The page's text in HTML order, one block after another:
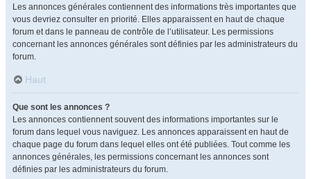
Les annonces générales contiennent des informations très importantes que
vous devriez consulter en priorité. Elles apparaissent en haut de chaque
forum et dans le panneau de contrôle de l’utilisateur. Les permissions
concernant les annonces générales sont définies par les administrateurs du
forum.
Haut
Que sont les annonces ?
Les annonces contiennent souvent des informations importantes sur le
forum dans lequel vous naviguez. Les annonces apparaissent en haut de
chaque page du forum dans lequel elles ont été publiées. Tout comme les
annonces générales, les permissions concernant les annonces sont
définies par les administrateurs du forum.